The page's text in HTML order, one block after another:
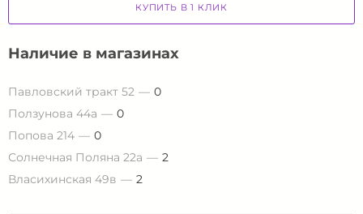
КУПИТЬ В 1 КЛИК
Наличие в магазинах
Павловский тракт 52
0
Ползунова 44а
0
Попова 214
0
Солнечная Поляна 22а
2
Власихинская 49в
2